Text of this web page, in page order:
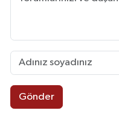
Gönder